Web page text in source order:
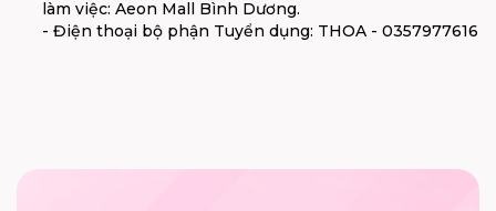
làm việc: Aeon Mall Bình Dương.
- Điện thoại bộ phận Tuyển dụng: THOA - 0357977616